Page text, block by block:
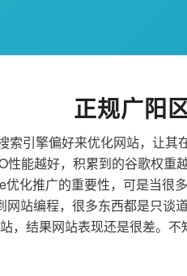
正规广阳
索引擎偏好来优化网站，让
性能越好，积累到的谷歌权
化推广的重要性，可是当
站编程，很多东西都是只
，结果网站表现还是很差。